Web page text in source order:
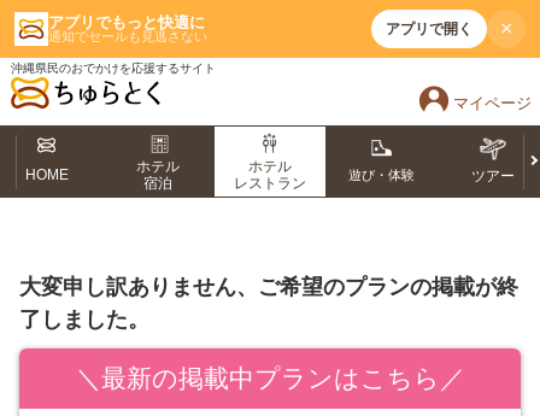
アプリでもっと快適に
通知でセールも見逃さない アプリで開く ×
沖縄県民のおでかけを応援するサイト
マイページ
HOME
ホテル
宿泊
ホテル
レストラン
遊び・体験 ツアー
大変申し訳ありません、ご希望のプランの掲載が終
了しました。
＼最新の掲載中プランはこちら／